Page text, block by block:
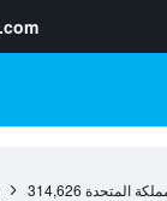
المتحدة 314,626